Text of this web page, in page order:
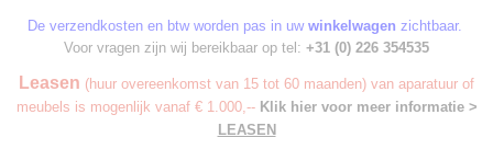
De verzendkosten en btw worden pas in uw winkelwagen zichtbaar.
Voor vragen zijn wij bereikbaar op tel: +31 (0) 226 354535
Leasen (huur overeenkomst van 15 tot 60 maanden) van aparatuur of
meubels is mogenlijk vanaf € 1.000,-- Klik hier voor meer informatie >
LEASEN